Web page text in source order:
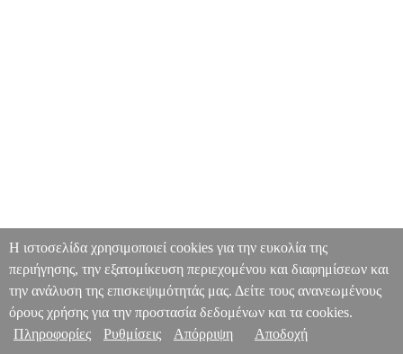
Η ιστοσελίδα χρησιμοποιεί cookies για την ευκολία της
περιήγησης, την εξατομίκευση περιεχομένου και διαφημίσεων και
την ανάλυση της επισκεψιμότητάς μας. Δείτε τους ανανεωμένους
όρους χρήσης για την προστασία δεδομένων και τα cookies.
Πληροφορίες
Ρυθμίσεις Απόρριψη Αποδοχή